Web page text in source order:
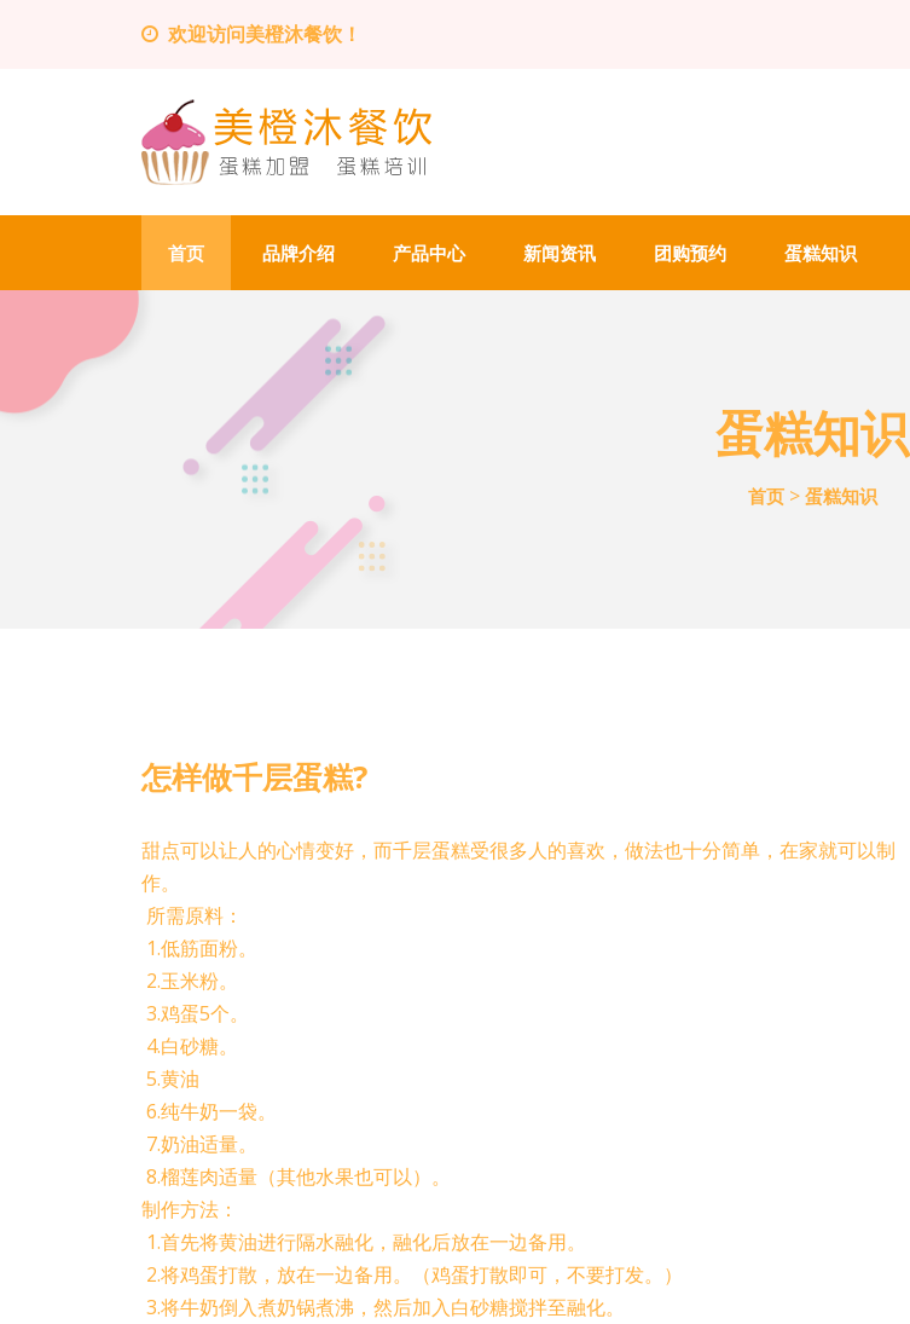
欢迎访问美橙沐餐饮！
首页 品牌介绍 产品中心 新闻资讯 团购预约 蛋糕知识
蛋糕知识
首页> 蛋糕知识
怎样做千层蛋糕?
甜点可以让人的心情变好，而千层蛋糕受很多人的喜欢，做法也十分简单，在家就可以制
作。
所需原料：
1.低筋面粉。
2.玉米粉。
3.鸡蛋5个。
4.白砂糖。
5.黄油
6.纯牛奶一袋。
7.奶油适量。
8.榴莲肉适量（其他水果也可以）。
制作方法：
1.首先将黄油进行隔水融化，融化后放在一边备用。
2.将鸡蛋打散，放在一边备用。（鸡蛋打散即可，不要打发。）
3.将牛奶倒入煮奶锅煮沸，然后加入白砂糖搅拌至融化。